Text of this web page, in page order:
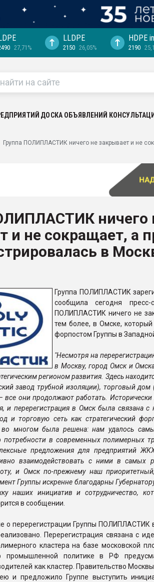
для
27,71%
LLDPE
2150 26,05%
HDPE
2190
ДОСКА ОБЪЯВЛЕНИЙ
Группа ПОЛИПЛАСТИК ничего не закрывает и не
ничего
и не сокращает, а
в
Группа ПОЛИПЛАСТИК
сообщила сегодня пресс-
ПОЛИПЛАСТИК ничего не
тем более, в Омске,
форпостом Группы в
"Несмотря на
в Москву, город Омск и
регионом развития. Здесь
завод трубной изоляции), торговый
все они продолжают работать.
и перерегистрация в Омск была связана с
и торговую сеть как стратегический
во многом была решена: нам удалось
потребности в современных полимерных
предложения для предприятий
взаимодействовать с ними в самых
и Омск по-прежнему наш приоритетный,
Группы искренне благодарны
наших инициатив и сотрудничество,
в сообщении.
о перерегистрации Группы ПОЛИПЛАСТИК
Перерегистрация связана с
кластера на базе московской
политике в РФ
как кластер. Правительство
и предложило Группе выступить